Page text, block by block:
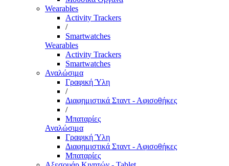
Wearables
Activity Trackers
/
Smartwatches
Wearables
Activity Trackers
Smartwatches
Αναλώσιμα
Γραφική Ύλη
/
Διαφημιστικά Σταντ - Αφισοθήκες
/
Μπαταρίες
Αναλώσιμα
Γραφική Ύλη
Διαφημιστικά Σταντ - Αφισοθήκες
Μπαταρίες